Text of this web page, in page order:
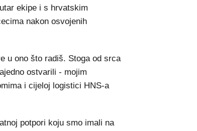
ekipe i s hrvatskim
nakon osvojenih
u ono što radiš. Stoga od srca
ostvarili - mojim
i cijeloj logistici HNS-a
potpori koju smo imali na